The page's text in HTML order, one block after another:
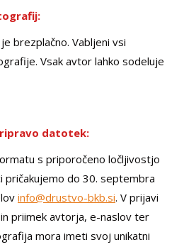
brezplačno. Vabljeni vsi
Vsak avtor lahko sodeluje
datotek:
s priporočeno ločljivostjo
pričakujemo do 30. septembra
info@drustvo-bkb.si. V prijavi
priimek avtorja, e-naslov ter
mora imeti svoj unikatni